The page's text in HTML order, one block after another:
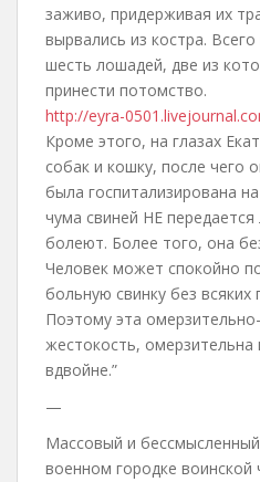
заживо, придерживая их
вырвались из костра.
шесть лошадей, две из
принести потомство.
http://eyra-
Кроме этого, на глазах
собак и кошку, после чего
была госпитализирована
чума свиней НЕ
болеют. Более того, она
Человек может спокойно
больную свинку без всяких
Поэтому эта
жестокость, омерзительна
вдвойне.”
—
Массовый и
военном городке